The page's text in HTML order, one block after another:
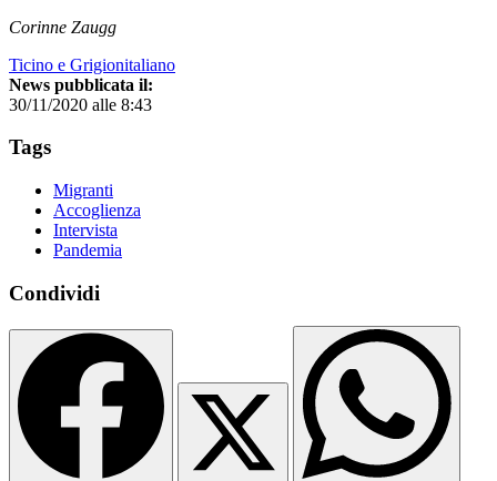
Corinne Zaugg
Ticino e Grigionitaliano
News pubblicata il:
30/11/2020 alle 8:43
Tags
Migranti
Accoglienza
Intervista
Pandemia
Condividi